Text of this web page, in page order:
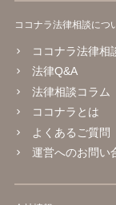
ココナラ法律相談につ
ココナラ法律相
法律Q&A
法律相談コラム
ココナラとは
よくあるご質問
運営へのお問い